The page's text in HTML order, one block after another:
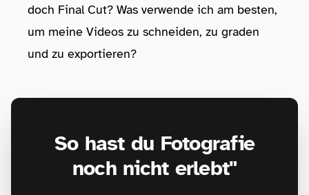
doch Final Cut? Was verwende ich am besten,
um meine Videos zu schneiden, zu graden
und zu exportieren?
So hast du Fotografie
noch nicht erlebt"